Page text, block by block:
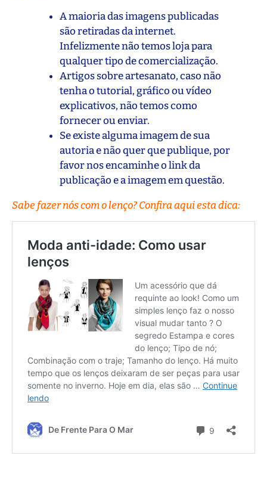
A maioria das imagens publicadas
são retiradas da internet.
Infelizmente não temos loja para
qualquer tipo de comercialização.
Artigos sobre artesanato, caso não
tenha o tutorial, gráfico ou vídeo
explicativos, não temos como
fornecer ou enviar.
Se existe alguma imagem de sua
autoria e não quer que publique, por
favor nos encaminhe o link da
publicação e a imagem em questão.
Sabe fazer nós com o lenço? Confira aqui esta dica: